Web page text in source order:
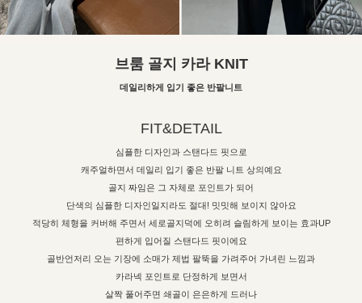
브룸 골지 카라 KNIT
데일리하게 입기 좋은 반팔니트
FIT&DETAIL
심플한 디자인과 스탠다드 핏으로
캐주얼하면서 데일리 입기 좋은 반팔 니트 상의예요
골지 짜임은 그 자체로 포인트가 되어
단색의 심플한 디자인일지라도 절대! 밋밋해 보이지 않아요
적당히 체형을 커버해 주면서 세로골지덕에 오히려 슬림하게 보이는 효과UP
편하게 입어질 스탠다드 핏이에요
골반언저리 오는 기장에 소매가 제법 팔뚝을 가려주어 가녀린 느낌과
카라넥 포인트로 단정하게 보면서
살짝 풀어주면 쇄골이 은은하게 드러나